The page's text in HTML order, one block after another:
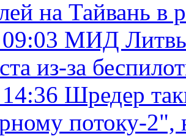
на Тайвань в
МИД Литвы
из-за
Шредер
потоку-2",